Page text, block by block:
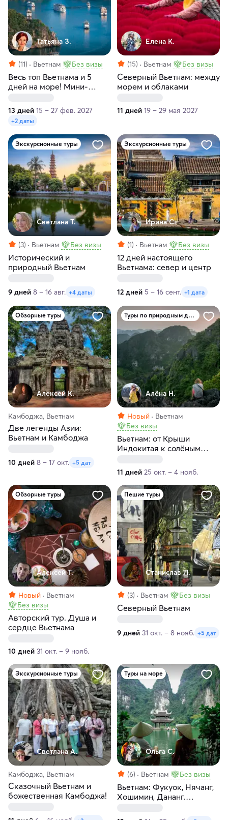
Татьяна З.
(11) Вьетнам Без визы
Весь топ Вьетнама и 5
дней на море! Мини-
13 дней 15 – 27 фев. 2027
+2 даты
Елена К.
(15) Вьетнам Без визы
Северный Вьетнам: между
морем и облаками
11 дней 19 – 29 мая 2027
Экскурсионные туры
Светлана Т.
(3) Вьетнам Без визы
Исторический и
природный Вьетнам
9 дней 8 – 16 авг. +4 даты
Экскурсионные туры
Ирина С.
(1) Вьетнам Без визы
12 дней настоящего
Вьетнама: север и центр
12 дней 5 – 16 сент. +1 дата
Обзорные туры
Алексей К.
Камбоджа, Вьетнам
Две легенды Азии:
Вьетнам и Камбоджа
10 дней 8 – 17 окт. +5 дат
Туры по природным достопримечательностям
Алёна Н.
Новый
Вьетнам
Без визы
Вьетнам: от Крыши
Индокитая к солёным
11 дней 25 окт. – 4 нояб.
Обзорные туры
Алексей Т.
Новый
Вьетнам
Без визы
Авторский тур. Душа и
сердце Вьетнама
10 дней 31 окт. – 9 нояб.
Пешие туры
Станислав Л.
(3) Вьетнам Без визы
Северный Вьетнам
9 дней 31 окт. – 8 нояб. +5 дат
Экскурсионные туры
Светлана А.
Камбоджа, Вьетнам
Сказочный Вьетнам и
божественная Камбоджа!
Туры на море
Ольга С.
(6) Вьетнам Без визы
Вьетнам: Фукуок, Нячанг,
Хошимин, Дананг.
прогулки! 12 дней